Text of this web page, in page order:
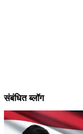
संबंधित ब्लॉग